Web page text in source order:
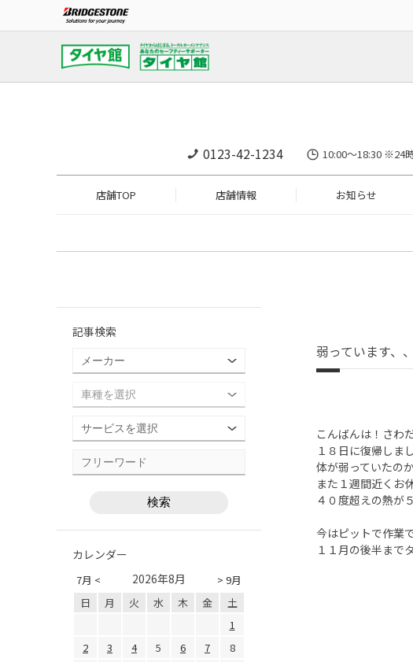
0123-42-1234 10:00～18:30 ※24
店舗TOP 店舗情報 お知らせ
弱っています、、
こんばんは！さわ
１８日に復帰しま
体が弱っていたの
また１週間近くお
４０度超えの熱が
今はピットで作業
１１月の後半まで
記事検索
カレンダー
7月 < > 9月
2026年8月
日 月 火 水 木 金
土
1
2
3 4 5 6 7
8